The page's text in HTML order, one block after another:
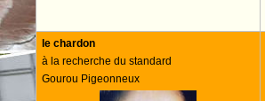
le chardon
à la recherche du standard
Gourou Pigeonneux